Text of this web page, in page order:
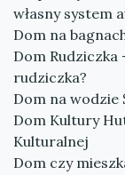
własny system
Dom na
Dom Rudziczka
rudziczka?
Dom na wodzie
Dom Kultury
Kulturalnej
Dom czy